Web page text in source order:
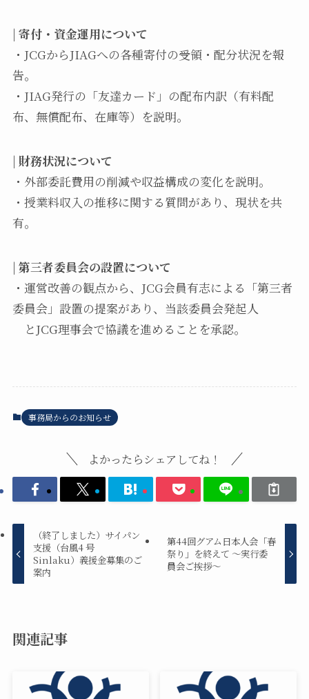
| 寄付・資金運用について
・JCGからJIAGへの各種寄付の受領・配分状況を報
告。
・JIAG発行の「友達カード」の配布内訳（有料配
布、無償配布、在庫等）を説明。
| 財務状況について
・外部委託費用の削減や収益構成の変化を説明。
・授業料収入の推移に関する質問があり、現状を共
有。
| 第三者委員会の設置について
・運営改善の観点から、JCG会員有志による「第三者
委員会」設置の提案があり、当該委員会発起人
とJCG理事会で協議を進めることを承認。
事務局からのお知らせ
よかったらシェアしてね！
（終了しました）サイパン
支援（台風4 号
Sinlaku）義援金募集のご
案内
第44回グアム日本人会「春
祭り」を終えて ～実行委
員会ご挨拶～
関連記事